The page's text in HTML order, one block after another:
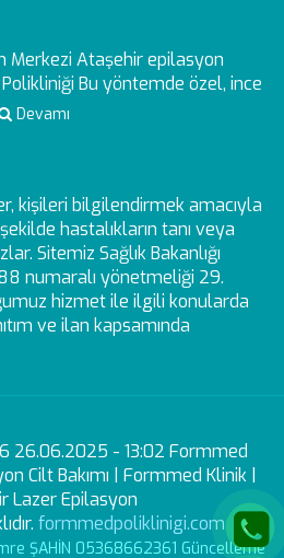
Merkezi Ataşehir epilasyon
Bu yöntemde özel, ince
Devamı
kişileri bilgilendirmek amacıyla
hastalıkların tanı veya
Sitemiz Sağlık Bakanlığı
numaralı yönetmeliği 29.
hizmet ile ilgili konularda
ve ilan kapsamında
- 13:02 Formmed
Cilt Bakımı | Formmed Klinik |
Lazer Epilasyon
formmedpoliklinigi.com
ŞAHİN 05368662361 Güncelleme